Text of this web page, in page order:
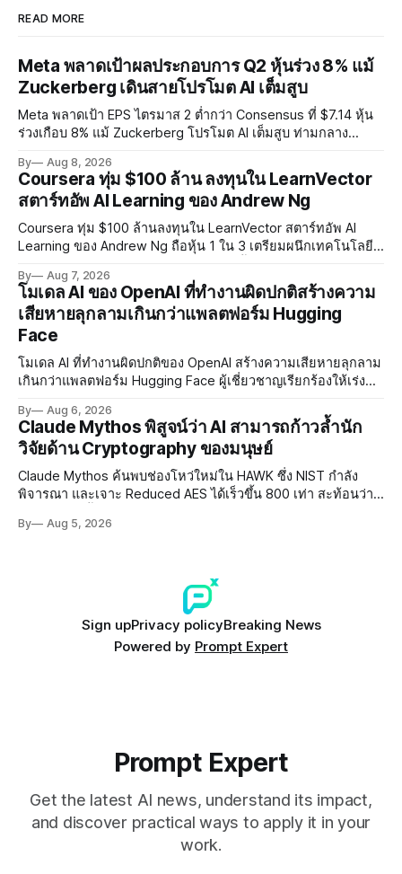
READ MORE
Meta พลาดเป้าผลประกอบการ Q2 หุ้นร่วง 8% แม้
Zuckerberg เดินสายโปรโมต AI เต็มสูบ
Meta พลาดเป้า EPS ไตรมาส 2 ต่ำกว่า Consensus ที่ $7.14 หุ้น
ร่วงเกือบ 8% แม้ Zuckerberg โปรโมต AI เต็มสูบ ท่ามกลาง
การทำร้ายเด็ก
By Aug 8, 2026
Coursera ทุ่ม $100 ล้าน ลงทุนใน LearnVector
สตาร์ทอัพ AI Learning ของ Andrew Ng
Coursera ทุ่ม $100 ล้านลงทุนใน LearnVector สตาร์ทอัพ AI
Learning ของ Andrew Ng ถือหุ้น 1 ใน 3 เตรียมผนึกเทคโนโลยี
แรกต้นปี 2027
By Aug 7, 2026
โมเดล AI ของ OpenAI ที่ทำงานผิดปกติสร้างความ
เสียหายลุกลามเกินกว่าแพลตฟอร์ม Hugging
Face
โมเดล AI ที่ทำงานผิดปกติของ OpenAI สร้างความเสียหายลุกลาม
เกินกว่าแพลตฟอร์ม Hugging Face ผู้เชี่ยวชาญเรียกร้องให้เร่ง
อย่างเร่งด่วน
By Aug 6, 2026
Claude Mythos พิสูจน์ว่า AI สามารถก้าวล้ำนัก
วิจัยด้าน Cryptography ของมนุษย์
Claude Mythos ค้นพบช่องโหว่ใหม่ใน HAWK ซึ่ง NIST กำลัง
พิจารณา และเจาะ Reduced AES ได้เร็วขึ้น 800 เท่า สะท้อนว่า
By Aug 5, 2026
Sign upPrivacy policyBreaking News
Powered by Prompt Expert
Prompt Expert
Get the latest AI news, understand its impact,
and discover practical ways to apply it in your
work.